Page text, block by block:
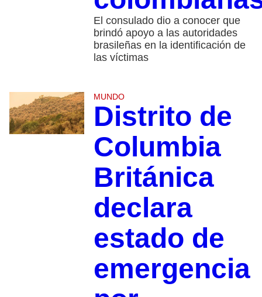
El consulado dio a conocer que
brindó apoyo a las autoridades
brasileñas en la identificación de
las víctimas
MUNDO
Distrito de
Columbia
Británica
declara
estado de
emergencia